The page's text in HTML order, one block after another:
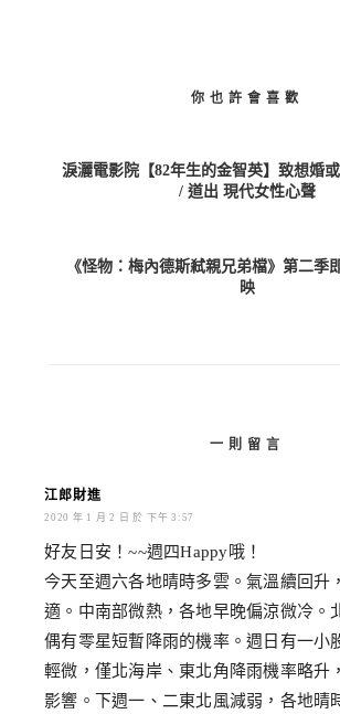
你也許會喜歡
淚灑電影院【82年生的金智英】致想婚
/ 道出 現代女性心聲
《怪物：梅內德斯弒親兄弟檔》第二季
映
一則留言
江郎財進
2020 年 1 月 2 日 於 下午 3:57
好友日安！~~週四Happy哦！
今天至週六各地晴時多雲。氣溫續回升
適。中南部微熱，各地早晚偏涼微冷。
偶有零星短暫降雨的機率。週日有一小
輕微，僅北海岸、東北角降雨機率略升
影響。下週一、二東北風減弱，各地晴